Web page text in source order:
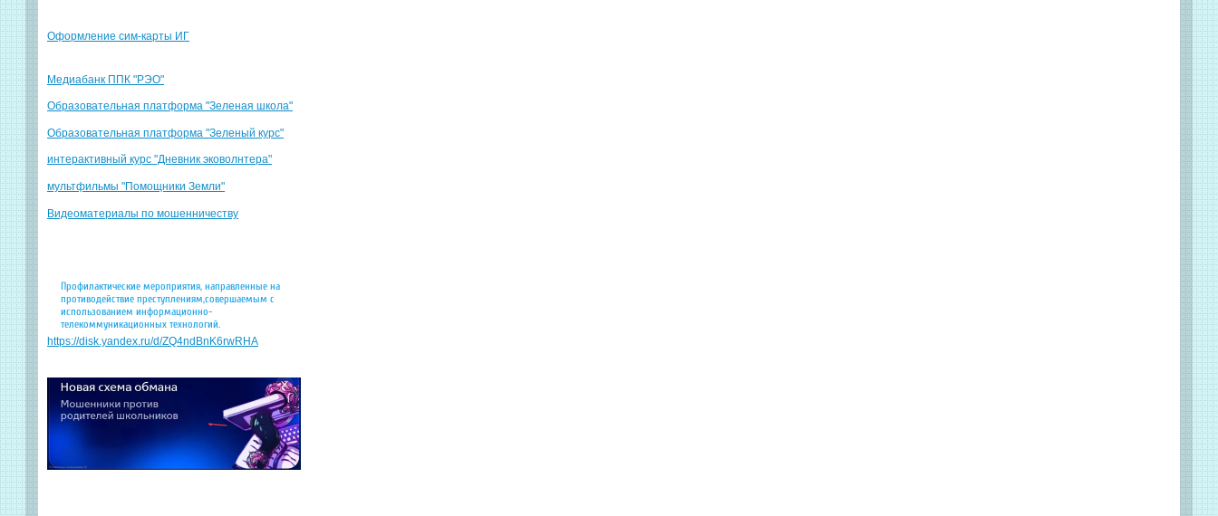
Оформление сим-карты ИГ
Медиабанк ППК "РЭО"
Образовательная платформа "Зеленая школа"
Образовательная платформа "Зеленый курс"
интерактивный курс "Дневник эковолнтера"
мультфильмы "Помощники Земли"
Видеоматериалы по мошенничеству
Профилактические мероприятия, направленные на
противодействие преступлениям,совершаемым с
использованием информационно-
телекоммуникационных технологий.
https://disk.yandex.ru/d/ZQ4ndBnK6rwRHA